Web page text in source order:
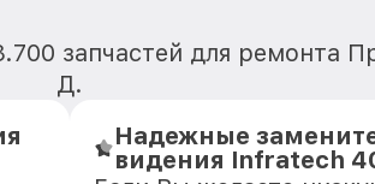
запчастей для ремонта
Д.
Надежные
видения Infratech